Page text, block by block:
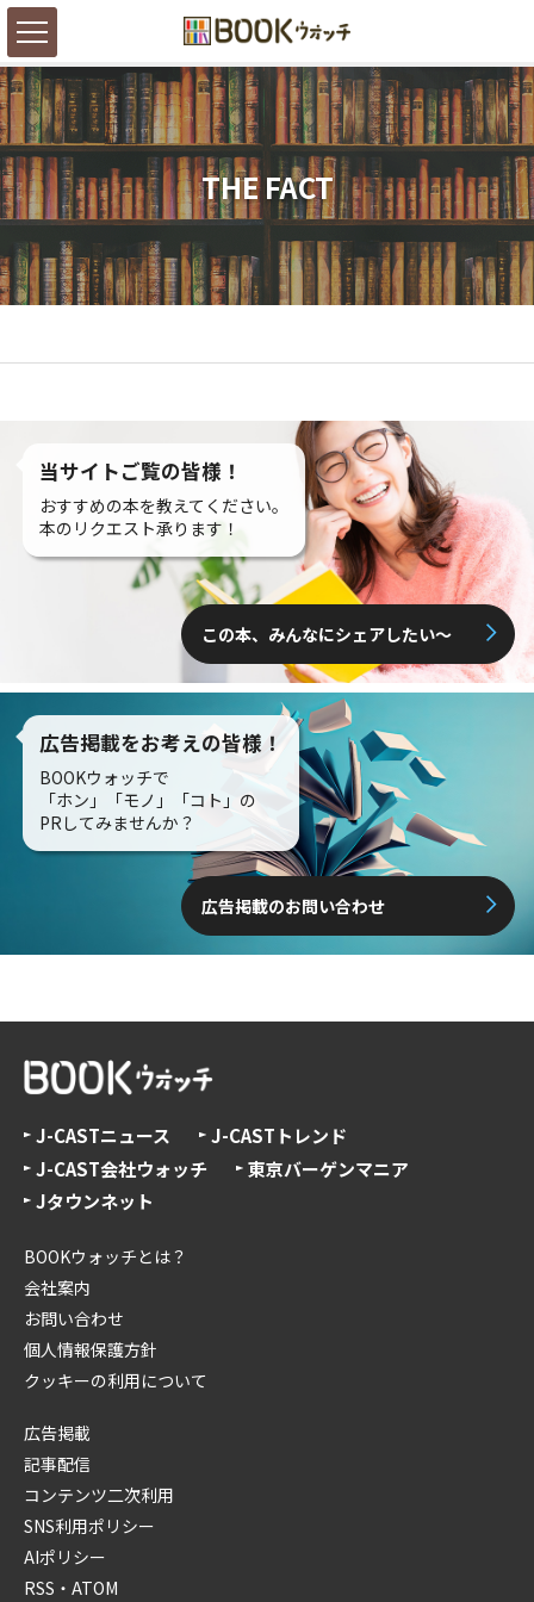
THE FACT
当サイトご覧の皆様！
おすすめの本を教えてください。
本のリクエスト承ります！
この本、みんなにシェアしたい〜
広告掲載をお考えの皆様！
BOOKウォッチで
「ホン」「モノ」「コト」の
PRしてみませんか？
広告掲載のお問い合わせ
J-CASTニュース
J-CASTトレンド
J-CAST会社ウォッチ
東京バーゲンマニア
Jタウンネット
BOOKウォッチとは？
会社案内
お問い合わせ
個人情報保護方針
クッキーの利用について
広告掲載
記事配信
コンテンツ二次利用
SNS利用ポリシー
AIポリシー
RSS・ATOM